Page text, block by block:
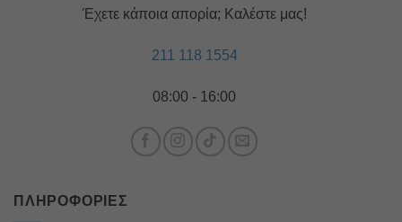
Έχετε κάποια απορία; Καλέστε μας!
211 118 1554
08:00 - 16:00
ΠΛΗΡΟΦΟΡΊΕΣ